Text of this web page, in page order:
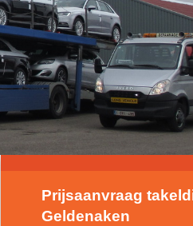
Prijsaanvraag
Geldenaken